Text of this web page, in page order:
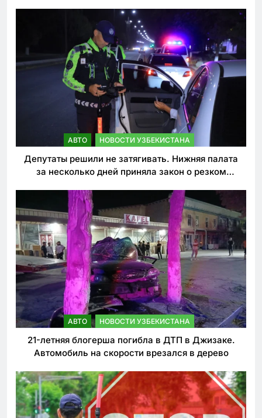
АВТО НОВОСТИ УЗБЕКИСТАНА
Депутаты решили не затягивать. Нижняя палата
за несколько дней приняла закон о резком
АВТО НОВОСТИ УЗБЕКИСТАНА
21-летняя блогерша погибла в ДТП в Джизаке.
Автомобиль на скорости врезался в дерево